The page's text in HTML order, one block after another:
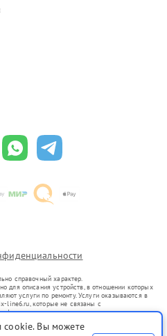
справочный характер.
для описания устройств, в отношении которых
услуги по ремонту. Услуги оказываются в
line6.ru, которые не связаны с
официальными представителями.
в гражданский оборот в соответствии
cookie. Вы можете